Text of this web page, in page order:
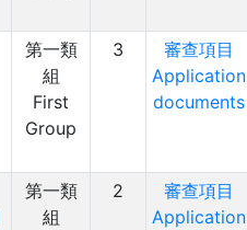
第一類
組
First
Group
3
審查項目
Application
documents
第一類
組
2
審查項目
Application